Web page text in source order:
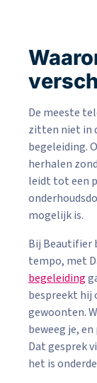
De meeste
zitten niet in
begeleiding.
herhalen
leidt tot een
mogelijk is.
Bij Beautifier
tempo, met
begeleiding
bespreekt hij
gewoonten.
beweeg je,
Dat gesprek
het is